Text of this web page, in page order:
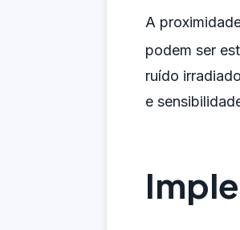
A
podem ser
ruído
e